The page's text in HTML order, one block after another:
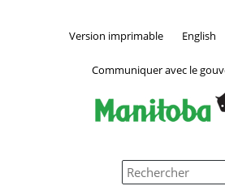
Version imprimable English
Communiquer avec le